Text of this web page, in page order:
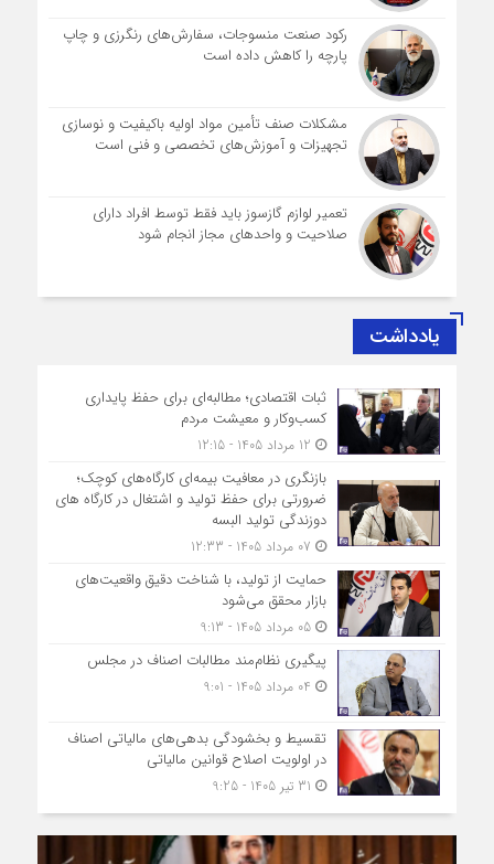
رکود صنعت منسوجات، سفارش‌های رنگرزی و چاپ
پارچه را کاهش داده است
مشکلات صنف تأمین مواد اولیه باکیفیت و نوسازی
تجهیزات و آموزش‌های تخصصی و فنی است
تعمیر لوازم گازسوز باید فقط توسط افراد دارای
صلاحیت و واحدهای مجاز انجام شود
یادداشت
ثبات اقتصادی؛ مطالبه‌ای برای حفظ پایداری
کسب‌وکار و معیشت مردم
بازنگری در معافیت بیمه‌ای کارگاه‌های کوچک؛
ضرورتی برای حفظ تولید و اشتغال در کارگاه های
دوزندگی تولید البسه
حمایت از تولید، با شناخت دقیق واقعیت‌های
بازار محقق می‌شود
05 مرداد 1405 - 9:13
پیگیری نظام‌مند مطالبات اصناف در مجلس
تقسیط و بخشودگی بدهی‌های مالیاتی اصناف
در اولویت اصلاح قوانین مالیاتی